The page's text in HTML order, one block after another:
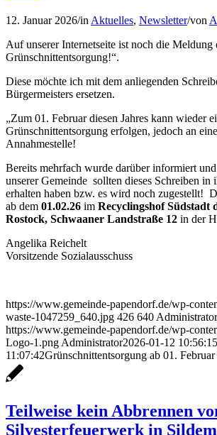
12. Januar 2026/in Aktuelles, Newsletter/von
Auf unserer Internetseite ist noch die Meldung
Grünschnittentsorgung!“.
Diese möchte ich mit dem anliegenden
Bürgermeisters ersetzen.
„Zum 01. Februar diesen Jahres kann wieder
Grünschnittentsorgung erfolgen, jedoch an
Annahmestelle!
Bereits mehrfach wurde darüber informiert
unserer Gemeinde ​ sollten dieses Schreiben in
erhalten haben bzw. es wird noch zugestellt!
ab dem 01.02.26 im Recyclingshof Südstadt
Rostock, Schwaaner Landstraße 12 in der
Angelika Reichelt
Vorsitzende Sozialausschuss
https://www.gemeinde-papendorf.de/wp-
waste-1047259_640.jpg 426 640 Administrator
https://www.gemeinde-papendorf.de/wp-
Logo-1.png Administrator2026-01-12 10:56:15
11:07:42Grünschnittentsorgung ab 01.
Teilweise kein Abbrennen
Silvesterfeuerwerk in